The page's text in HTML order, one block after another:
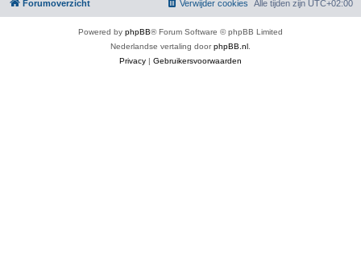
Forumoverzicht Alle tijden zijn UTC+02:00
Verwijder cookies
Powered by phpBB® Forum Software © phpBB Limited
Nederlandse vertaling doorphpBB.nl
Privacy | Gebruikersvoorwaarden